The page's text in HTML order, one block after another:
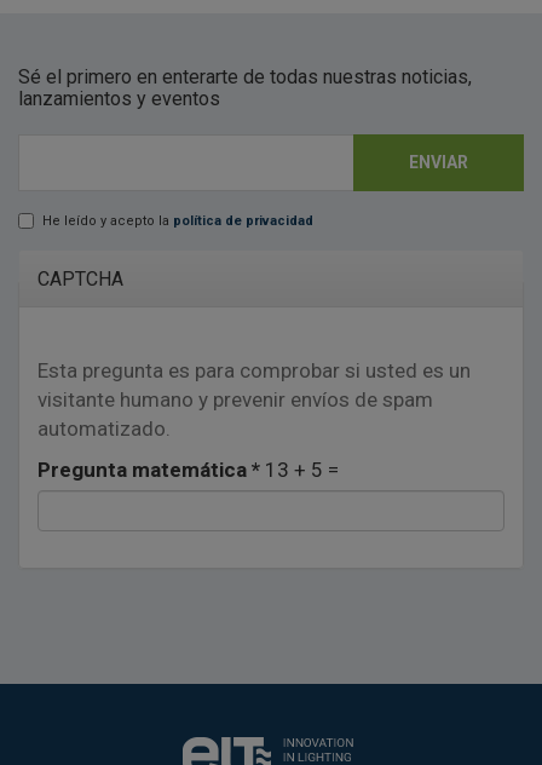
Sé el primero en enterarte de todas nuestras noticias,
lanzamientos y eventos
He leído y acepto la política de privacidad
CAPTCHA
Esta pregunta es para comprobar si usted es un
visitante humano y prevenir envíos de spam
automatizado.
Pregunta matemática * 13 + 5 =
ENVIAR